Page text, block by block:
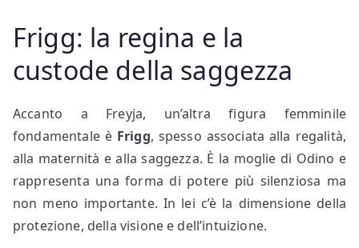
Frigg: la regina e la
custode della saggezza
Accanto a Freyja, un’altra figura femminile
fondamentale è Frigg, spesso associata alla regalità,
alla maternità e alla saggezza. È la moglie di Odino e
rappresenta una forma di potere più silenziosa ma
non meno importante. In lei c’è la dimensione della
protezione, della visione e dell’intuizione.